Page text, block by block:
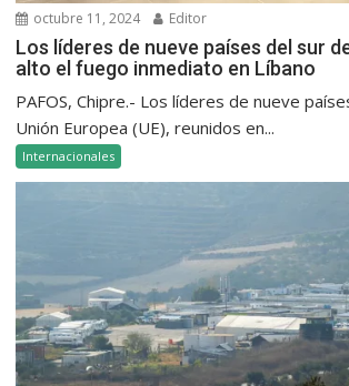
octubre 11, 2024 Editor
Los líderes de nueve países del sur
alto el fuego inmediato en Líbano
PAFOS, Chipre.- Los líderes de nueve
Unión Europea (UE), reunidos en...
Internacionales